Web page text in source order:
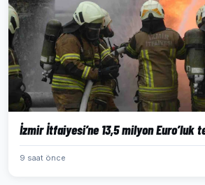
İzmir İtfaiyesi’ne 13,5 milyon Euro’luk
9 saat önce